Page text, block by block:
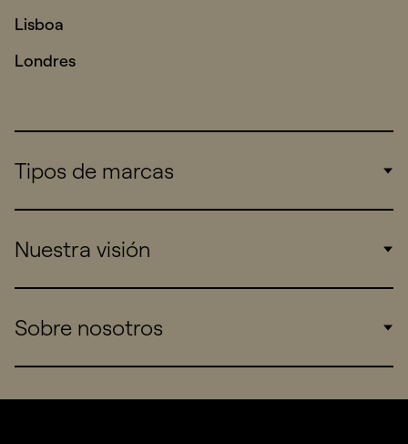
Lisboa
Londres
Tipos de marcas
Consumers
Startups
Nuestra visión
Work
Sobre nosotros